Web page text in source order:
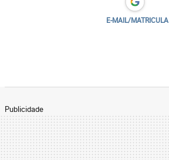
E-MAIL/MATRICULA
Publicidade